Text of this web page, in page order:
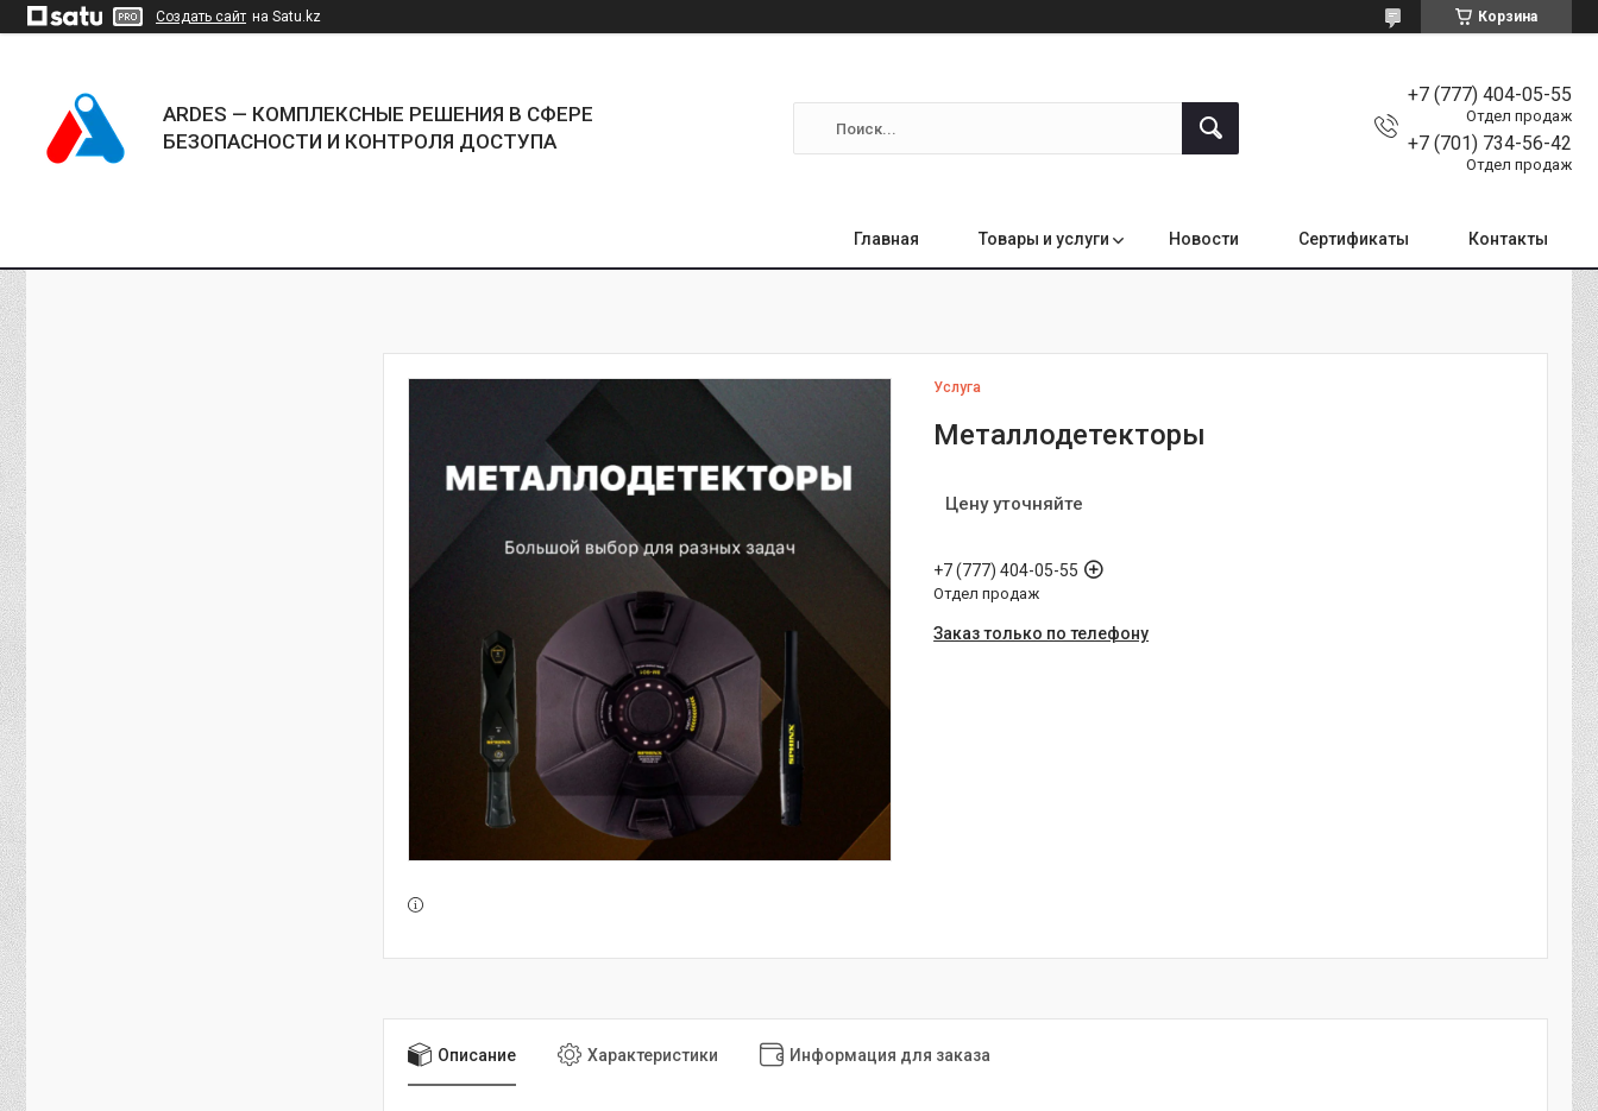
Создать сайт на Satu.kz Корзина
ARDES — КОМПЛЕКСНЫЕ РЕШЕНИЯ В СФЕРЕ
БЕЗОПАСНОСТИ И КОНТРОЛЯ ДОСТУПА
+7 (777) 404-05-55
Отдел продаж
+7 (701) 734-56-42
Отдел продаж
Главная Товары и услуги Новости Сертификаты Контакты
Услуга
Металлодетекторы
Цену уточняйте
+7 (777) 404-05-55
Отдел продаж
Заказ только по телефону
Описание Характеристики Информация для заказа